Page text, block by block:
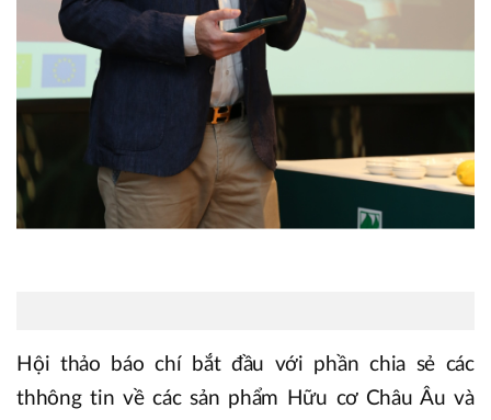
Hội thảo báo chí bắt đầu với phần chia sẻ các
thhông tin về các sản phẩm Hữu cơ Châu Âu và